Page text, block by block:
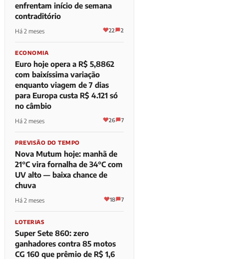
enfrentam início de semana
contraditório
Há 2 meses 22 2
ECONOMIA
Euro hoje opera a R$ 5,8862
com baixíssima variação
enquanto viagem de 7 dias
para Europa custa R$ 4.121 só
no câmbio
Há 2 meses 26 7
PREVISÃO DO TEMPO
Nova Mutum hoje: manhã de
21°C vira fornalha de 34°C com
UV alto — baixa chance de
chuva
Há 2 meses 18 7
LOTERIAS
Super Sete 860: zero
ganhadores contra 85 motos
CG 160 que prêmio de R$ 1,6